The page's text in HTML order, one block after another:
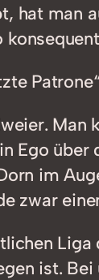
hat man
Ego
im
zwar
ist. Bei